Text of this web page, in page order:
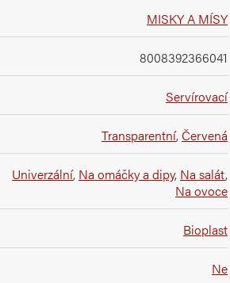
MISKY A MÍSY
8008392366041
Servírovací
Transparentní,Červená
Univerzální, Na omáčky a dipy, Na salát,
Na ovoce
Bioplast
Ne